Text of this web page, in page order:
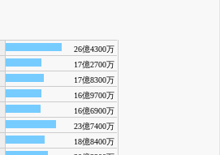
26億4300万
17億2700万
17億8300万
16億9700万
16億6900万
23億7400万
18億8400万